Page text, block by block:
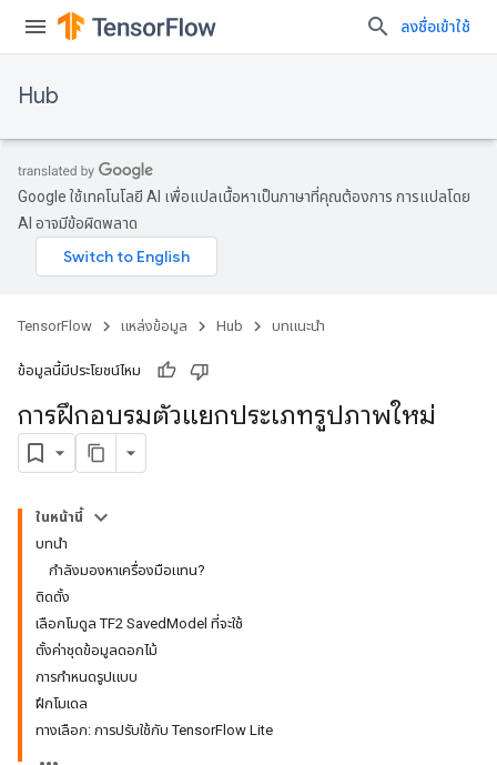
ลงชื่อเข้าใช้
Hub
Google ใช้เทคโนโลยี AI เพื่อแปลเนื้อหาเป็นภาษาที่คุณต้องการ การแปลโดย
AI อาจมีข้อผิดพลาด
TensorFlow แหล่งข้อมูล Hub บทแนะนำ
ข้อมูลนี้มีประโยชน์ไหม
การฝึกอบรมตัวแยกประเภทรูปภาพใหม่
ในหน้านี้
บทนำ
กำลังมองหาเครื่องมือแทน?
ติดตั้ง
เลือกโมดูล TF2 SavedModel ที่จะใช้
ตั้งค่าชุดข้อมูลดอกไม้
การกำหนดรูปแบบ
ฝึกโมเดล
ทางเลือก: การปรับใช้กับ TensorFlow Lite